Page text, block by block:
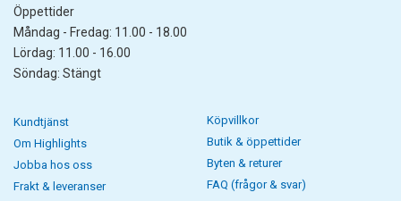
Öppettider
Måndag - Fredag: 11.00 - 18.00
Lördag: 11.00 - 16.00
Söndag: Stängt
Kundtjänst
Om Highlights
Jobba hos oss
Frakt & leveranser
Köpvillkor
Butik & öppettider
Byten & returer
FAQ (frågor & svar)